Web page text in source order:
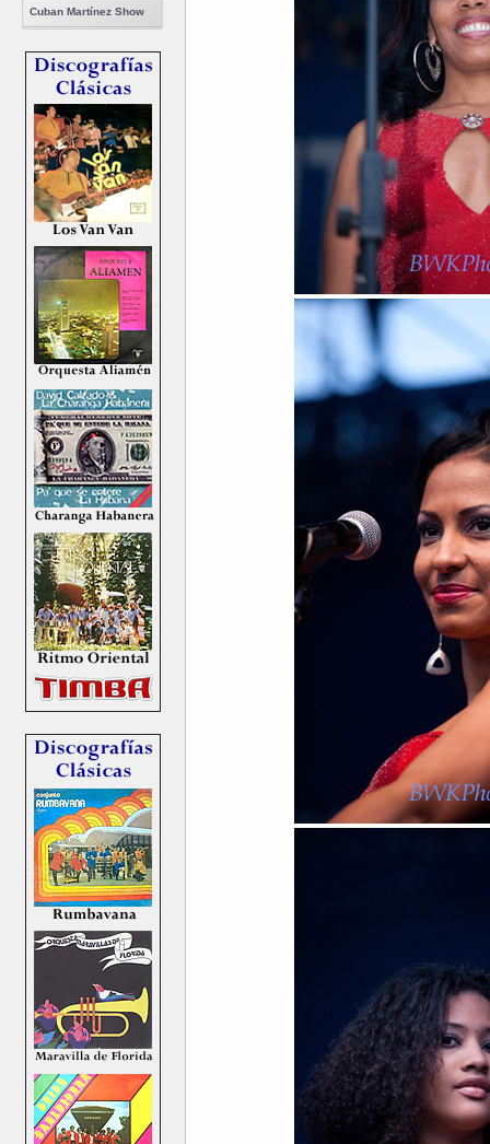
Cuban Martínez Show